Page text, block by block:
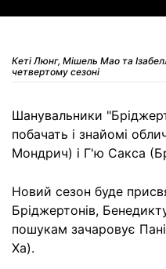
Кеті Люнг, Мішель Мао та
четвертому сезоні
Шанувальники
побачать і знайомі
Мондрич) і Г'ю Сакса
Новий сезон буде
Бріджертонів,
пошукам зачаровує
Ха).